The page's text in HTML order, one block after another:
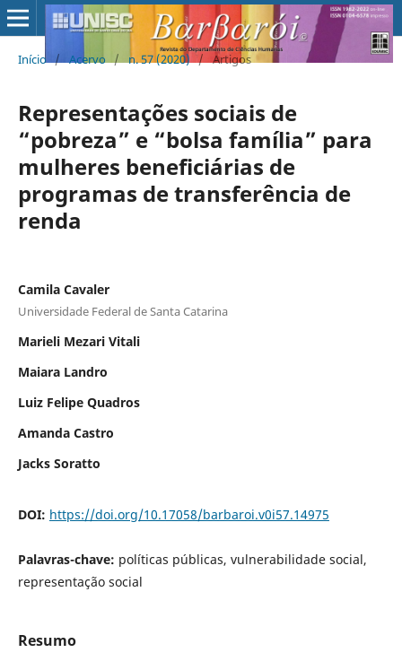
Início / Acervo / n. 57 (2020) / Artigos
Representações sociais de
“pobreza” e “bolsa família” para
mulheres beneficiárias de
programas de transferência de
renda
Camila Cavaler
Universidade Federal de Santa Catarina
Marieli Mezari Vitali
Maiara Landro
Luiz Felipe Quadros
Amanda Castro
Jacks Soratto
DOI: https://doi.org/10.17058/barbaroi.v0i57.14975
Palavras-chave: políticas públicas, vulnerabilidade social,
representação social
Resumo